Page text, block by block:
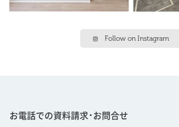
Follow on Instagram
お電話での資料請求･お問合せ